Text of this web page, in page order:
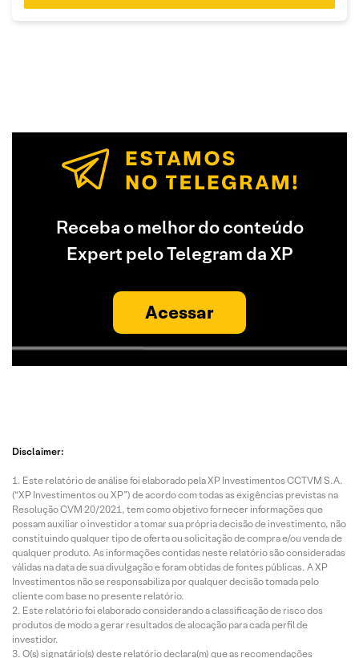
Receba o melhor do conteúdo
Expert pelo Telegram da XP
Acessar
Disclaimer:
Este relatório de análise foi elaborado pela XP Investimentos CCTVM S.A.
(“XP Investimentos ou XP”) de acordo com todas as exigências previstas na
Resolução CVM 20/2021, tem como objetivo fornecer informações que
possam auxiliar o investidor a tomar sua própria decisão de investimento, não
constituindo qualquer tipo de oferta ou solicitação de compra e/ou venda de
qualquer produto. As informações contidas neste relatório são consideradas
válidas na data de sua divulgação e foram obtidas de fontes públicas. A XP
Investimentos não se responsabiliza por qualquer decisão tomada pelo
cliente com base no presente relatório.
Este relatório foi elaborado considerando a classificação de risco dos
produtos de modo a gerar resultados de alocação para cada perfil de
investidor.
O(s) signatário(s) deste relatório declara(m) que as recomendações